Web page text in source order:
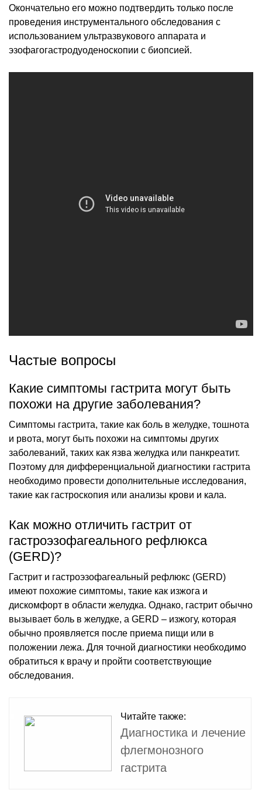
Окончательно его можно подтвердить только после
проведения инструментального обследования с
использованием ультразвукового аппарата и
эзофагогастродуоденоскопии с биопсией.
Частые вопросы
Какие симптомы гастрита могут быть
похожи на другие заболевания?
Симптомы гастрита, такие как боль в желудке, тошнота
и рвота, могут быть похожи на симптомы других
заболеваний, таких как язва желудка или панкреатит.
Поэтому для дифференциальной диагностики гастрита
необходимо провести дополнительные исследования,
такие как гастроскопия или анализы крови и кала.
Как можно отличить гастрит от
гастроэзофагеального рефлюкса
(GERD)?
Гастрит и гастроэзофагеальный рефлюкс (GERD)
имеют похожие симптомы, такие как изжога и
дискомфорт в области желудка. Однако, гастрит обычно
вызывает боль в желудке, а GERD – изжогу, которая
обычно проявляется после приема пищи или в
положении лежа. Для точной диагностики необходимо
обратиться к врачу и пройти соответствующие
обследования.
Читайте также:
Диагностика и лечение
флегмонозного
гастрита